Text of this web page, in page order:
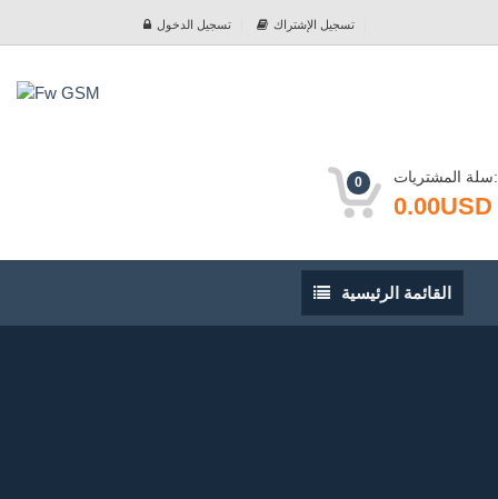
تسجيل الدخول تسجيل الإشتراك
0 سلة المشتريات:
0.00USD
القائمة
الرئيسية
القائمة الرئيسية